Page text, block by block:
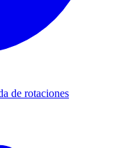
de rotaciones